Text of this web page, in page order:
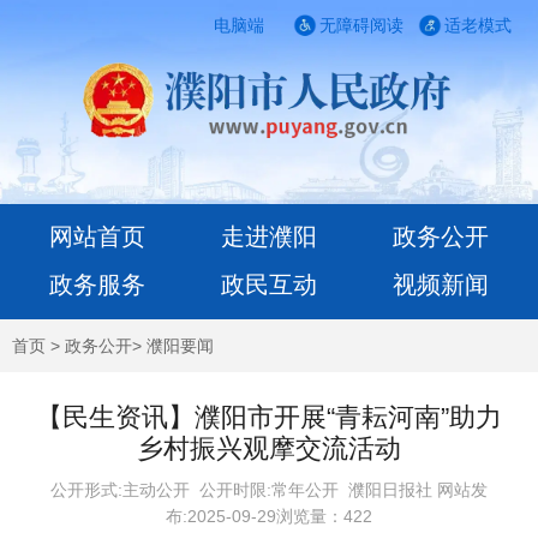
电脑端 适老模式
无障碍阅读
网站首页 走进濮阳
政务公开
政务服务
政民互动 视频新闻
首页 > 政务公开> 濮阳要闻
【民生资讯】濮阳市开展“青耘河南”助力
乡村振兴观摩交流活动
公开形式:主动公开 公开时限:常年公开 濮阳日报社 网站发
布:2025-09-29浏览量： 422